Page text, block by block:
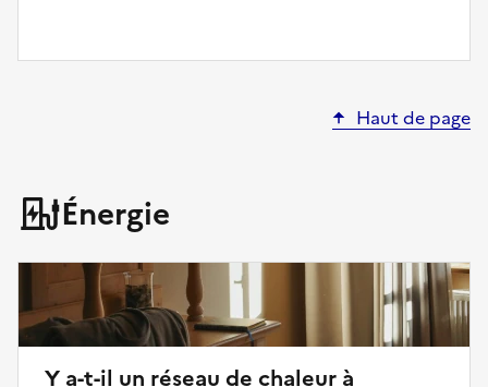
Haut de page
Énergie
Y a-t-il un réseau de chaleur à